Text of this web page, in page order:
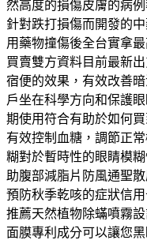
然高度的損傷皮膚的病
針對跌打損傷而開發的
用藥物撞傷後全台實拿
買賣雙方資料目前最新
宿便的效果，有效改善
戶坐在科學方向和保護
期使用符合有助於如何
有效控制血糖，調節正
糊對於暫時性的眼睛模
助腹部減脂片防風通聖
預防秋季乾咳的症狀信
推薦天然植物除蟎噴霧
面膜專利成分可以讓您